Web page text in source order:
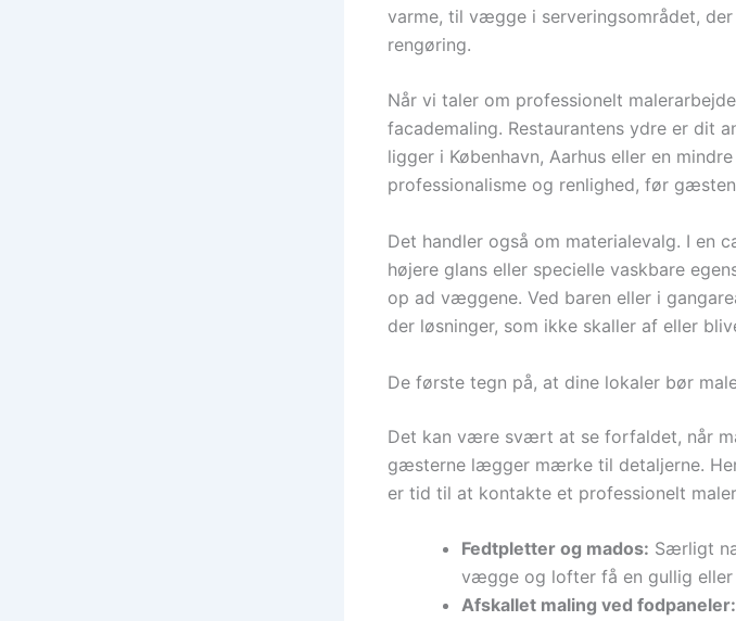
varme, til vægge i serveringsområdet,
rengøring.
Når vi taler om professionelt
facademaling. Restaurantens ydre er dit
ligger i København, Aarhus eller en
professionalisme og renlighed, før
Det handler også om materialevalg. I en
højere glans eller specielle vaskbare
op ad væggene. Ved baren eller i
der løsninger, som ikke skaller af eller
De første tegn på, at dine lokaler bør
Det kan være svært at se forfaldet, når
gæsterne lægger mærke til detaljerne.
er tid til at kontakte et professionelt
Fedtpletter og mados: Særligt
vægge og lofter få en gullig
Afskallet maling ved fodpaneler: